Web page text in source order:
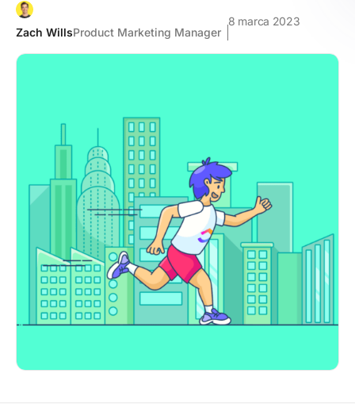
Zach WillsProduct Marketing Manager
8 marca 2023